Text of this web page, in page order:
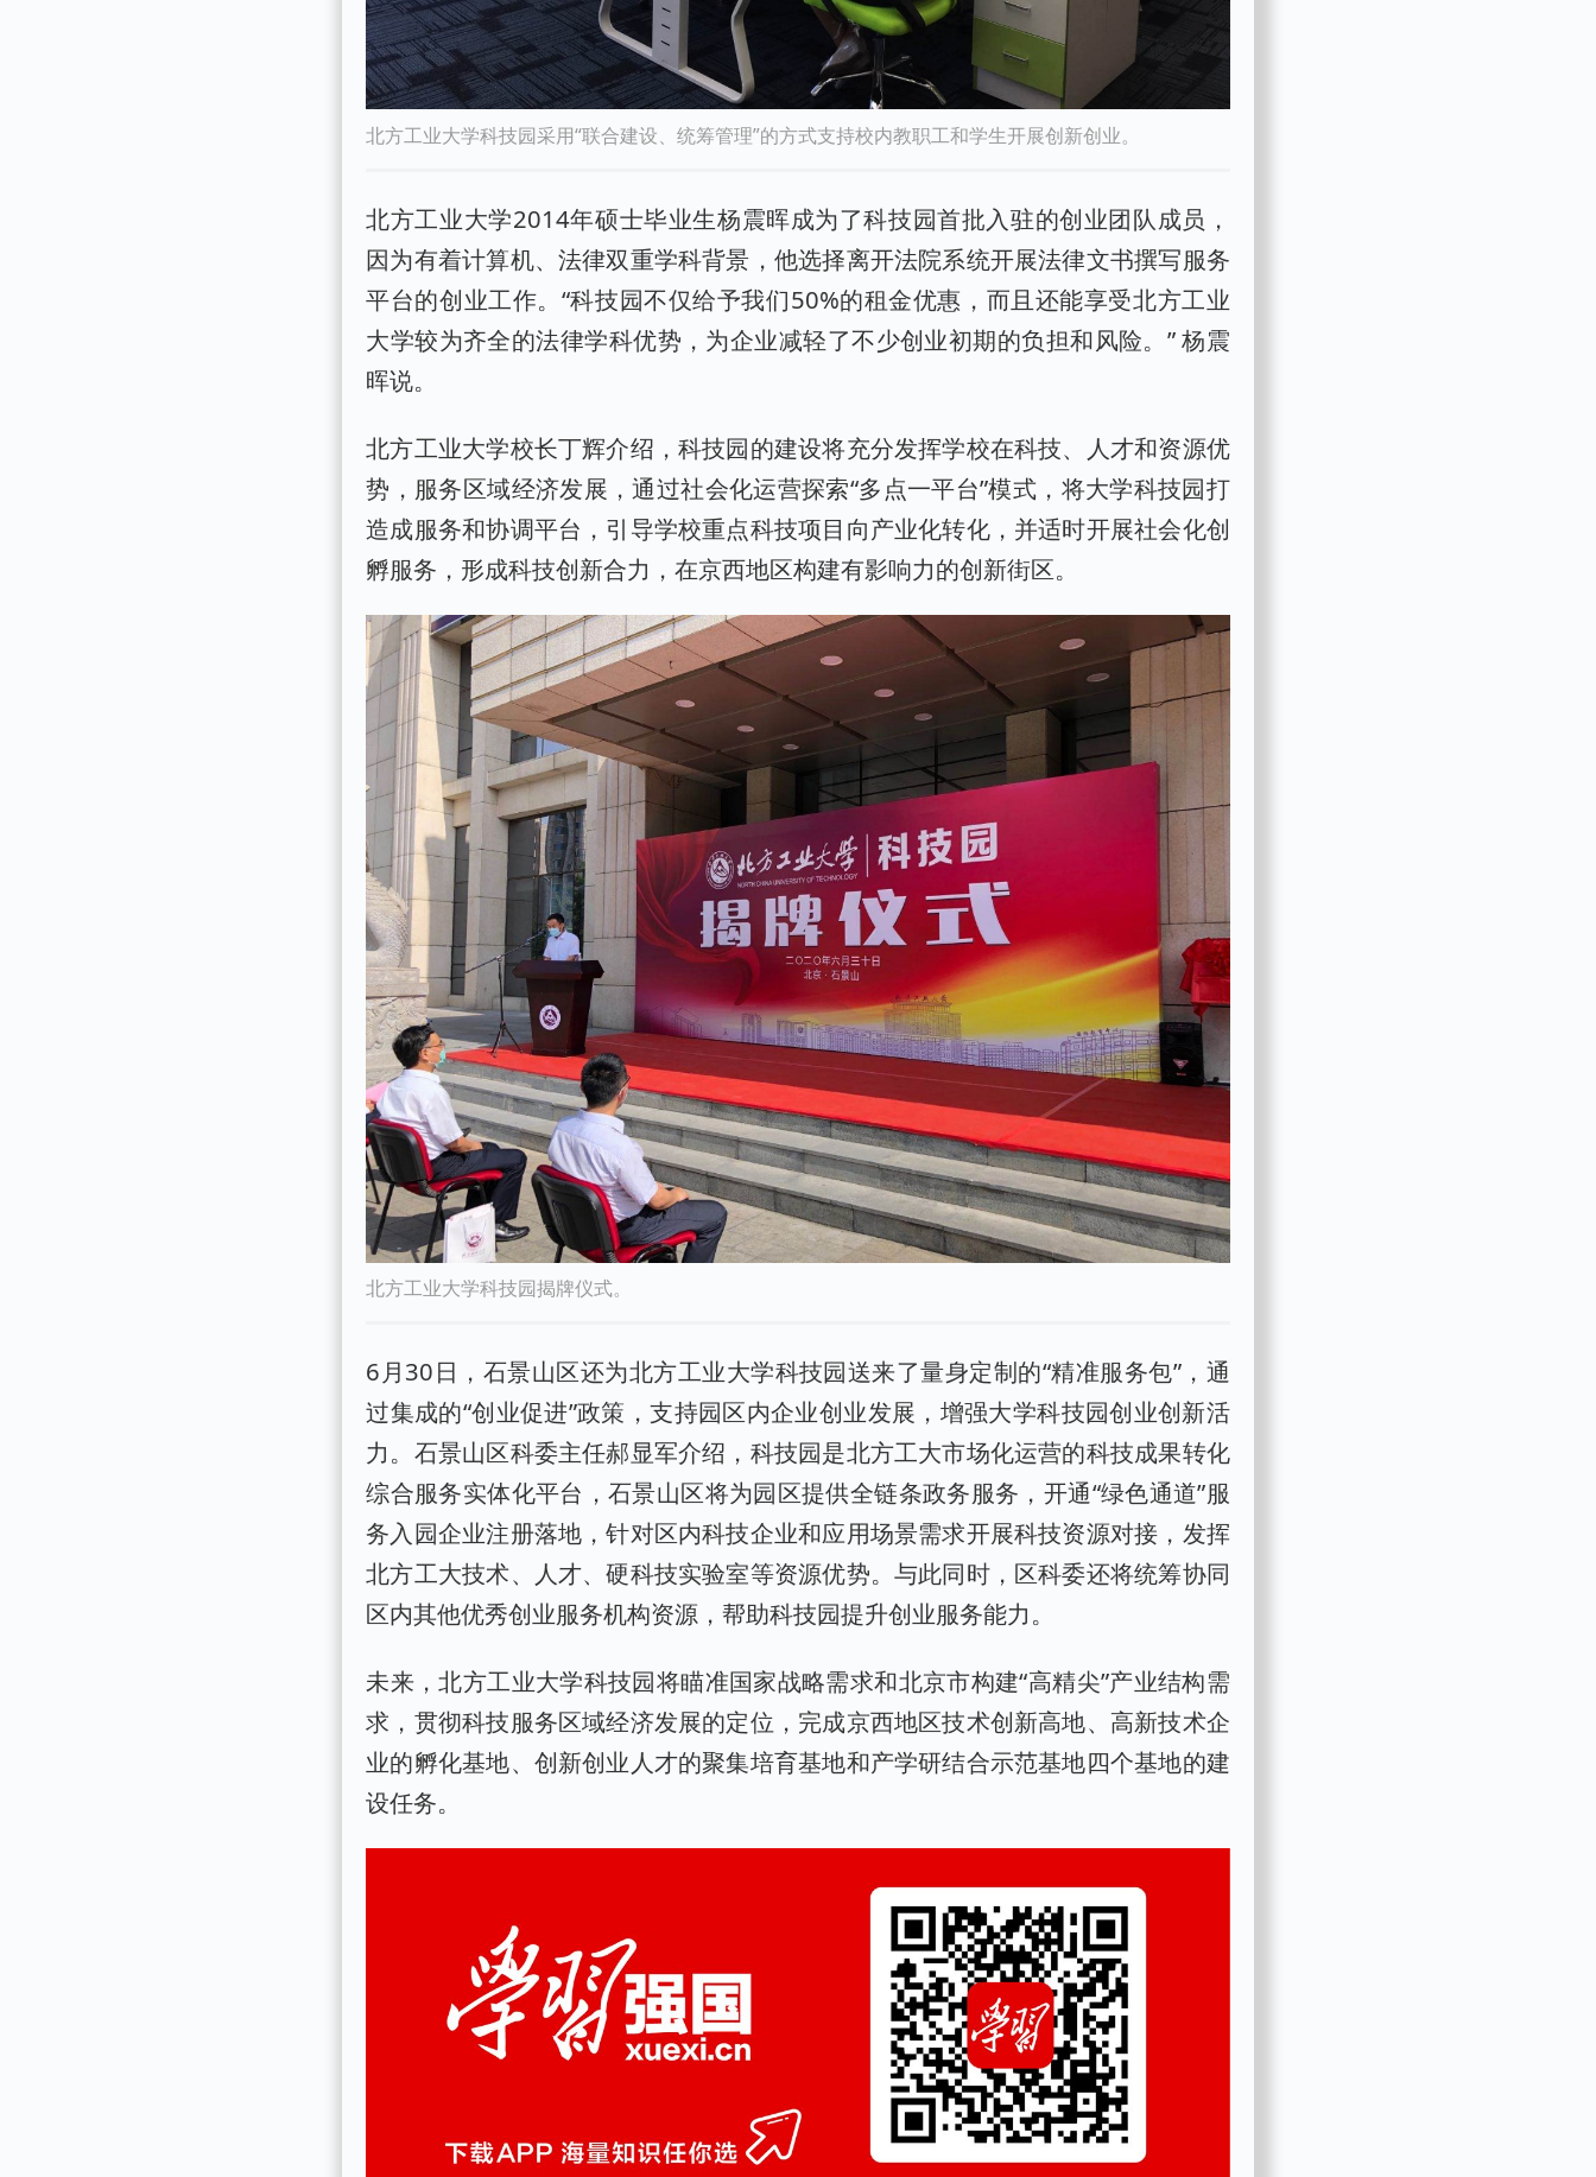
北方工业大学科技园采用“联合建设、统筹管理”的方式支持校内教职工和学生开展创新创业。
北方工业大学2014年硕士毕业生杨震晖成为了科技园首批入驻的创业团队成员，
因为有着计算机、法律双重学科背景，他选择离开法院系统开展法律文书撰写服务
平台的创业工作。“科技园不仅给予我们50%的租金优惠，而且还能享受北方工业
大学较为齐全的法律学科优势，为企业减轻了不少创业初期的负担和风险。” 杨震
晖说。
北方工业大学校长丁辉介绍，科技园的建设将充分发挥学校在科技、人才和资源优
势，服务区域经济发展，通过社会化运营探索“多点一平台”模式，将大学科技园打
造成服务和协调平台，引导学校重点科技项目向产业化转化，并适时开展社会化创
孵服务，形成科技创新合力，在京西地区构建有影响力的创新街区。
北方工业大学科技园揭牌仪式。
6月30日，石景山区还为北方工业大学科技园送来了量身定制的“精准服务包”，通
过集成的“创业促进”政策，支持园区内企业创业发展，增强大学科技园创业创新活
力。石景山区科委主任郝显军介绍，科技园是北方工大市场化运营的科技成果转化
综合服务实体化平台，石景山区将为园区提供全链条政务服务，开通“绿色通道”服
务入园企业注册落地，针对区内科技企业和应用场景需求开展科技资源对接，发挥
北方工大技术、人才、硬科技实验室等资源优势。与此同时，区科委还将统筹协同
区内其他优秀创业服务机构资源，帮助科技园提升创业服务能力。
未来，北方工业大学科技园将瞄准国家战略需求和北京市构建“高精尖”产业结构需
求，贯彻科技服务区域经济发展的定位，完成京西地区技术创新高地、高新技术企
业的孵化基地、创新创业人才的聚集培育基地和产学研结合示范基地四个基地的建
设任务。